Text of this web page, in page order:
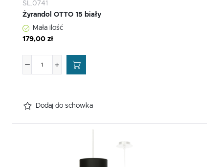
SL.0741
Żyrandol OTTO 15 biały
Mała ilość
179,00 zł
Dodaj do schowka